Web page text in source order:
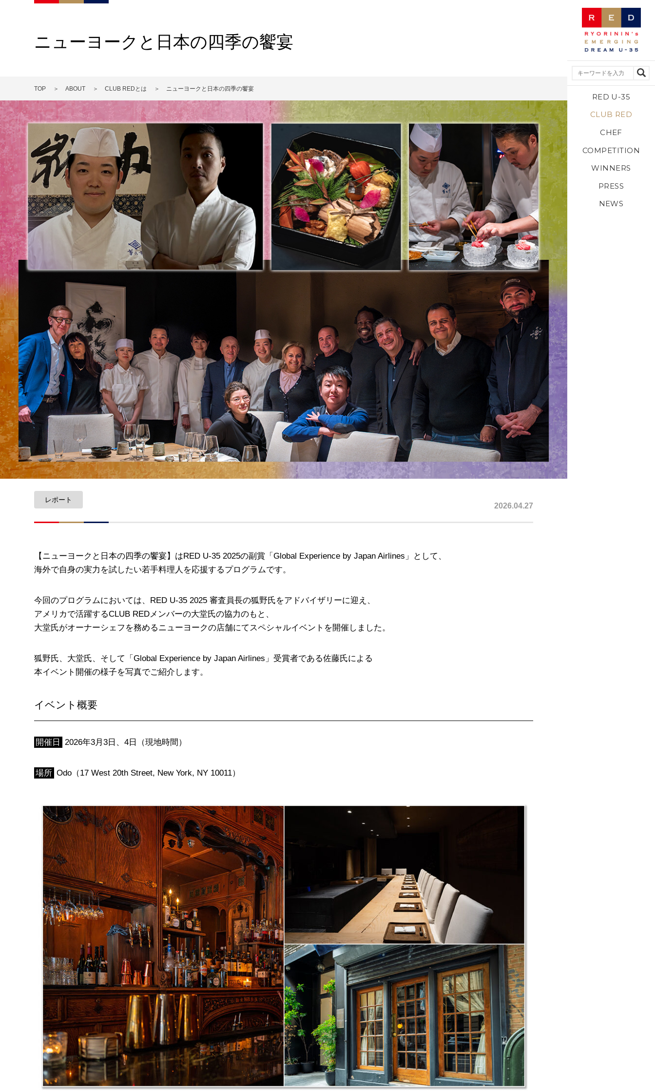
RED U-35
CLUB RED
CHEF
COMPETITION
WINNERS
PRESS
NEWS
ニューヨークと日本の四季の饗宴
TOP ABOUT CLUB REDとは ニューヨークと日本の四季の饗宴
レポート
2026.04.27
【ニューヨークと日本の四季の饗宴】はRED U-35 2025の副賞「Global Experience by Japan Airlines」として、
海外で自身の実力を試したい若手料理人を応援するプログラムです。
今回のプログラムにおいては、RED U-35 2025 審査員長の狐野氏をアドバイザリーに迎え、
アメリカで活躍するCLUB REDメンバーの大堂氏の協力のもと、
大堂氏がオーナーシェフを務めるニューヨークの店舗にてスペシャルイベントを開催しました。
狐野氏、大堂氏、そして「Global Experience by Japan Airlines」受賞者である佐藤氏による
本イベント開催の様子を写真でご紹介します。
イベント概要
開催日 2026年3月3日、4日（現地時間）
場所 Odo（17 West 20th Street, New York, NY 10011）